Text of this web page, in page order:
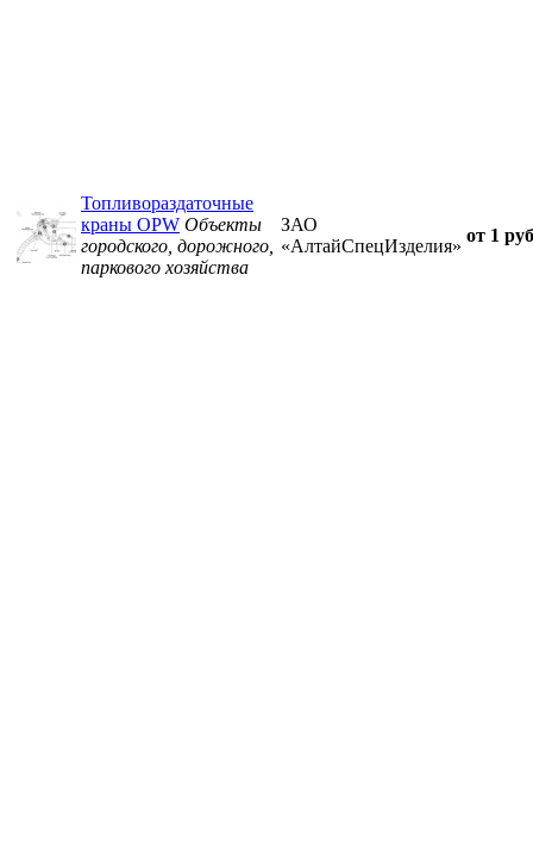
Топливораздаточные
краны OPW Объекты
городского, дорожного,
паркового хозяйства
ЗАО
«АлтайСпецИзделия»
от 1